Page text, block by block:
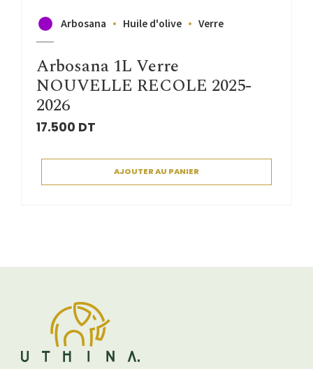
Arbosana Huile d'olive Verre
Arbosana 1L Verre
NOUVELLE RECOLE 2025-
2026
17.500 DT
AJOUTER AU PANIER